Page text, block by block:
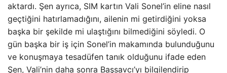
aktardı. Şen ayrıca, SIM kartın Vali Sonel’in eline nasıl
geçtiğini hatırlamadığını, ailenin mi getirdiğini yoksa
başka bir şekilde mi ulaştığını bilmediğini söyledi. O
gün başka bir iş için Sonel’in makamında bulunduğunu
ve konuşmaya tesadüfen tanık olduğunu ifade eden
Şen, Vali’nin daha sonra Başsavcı’yı bilgilendirip